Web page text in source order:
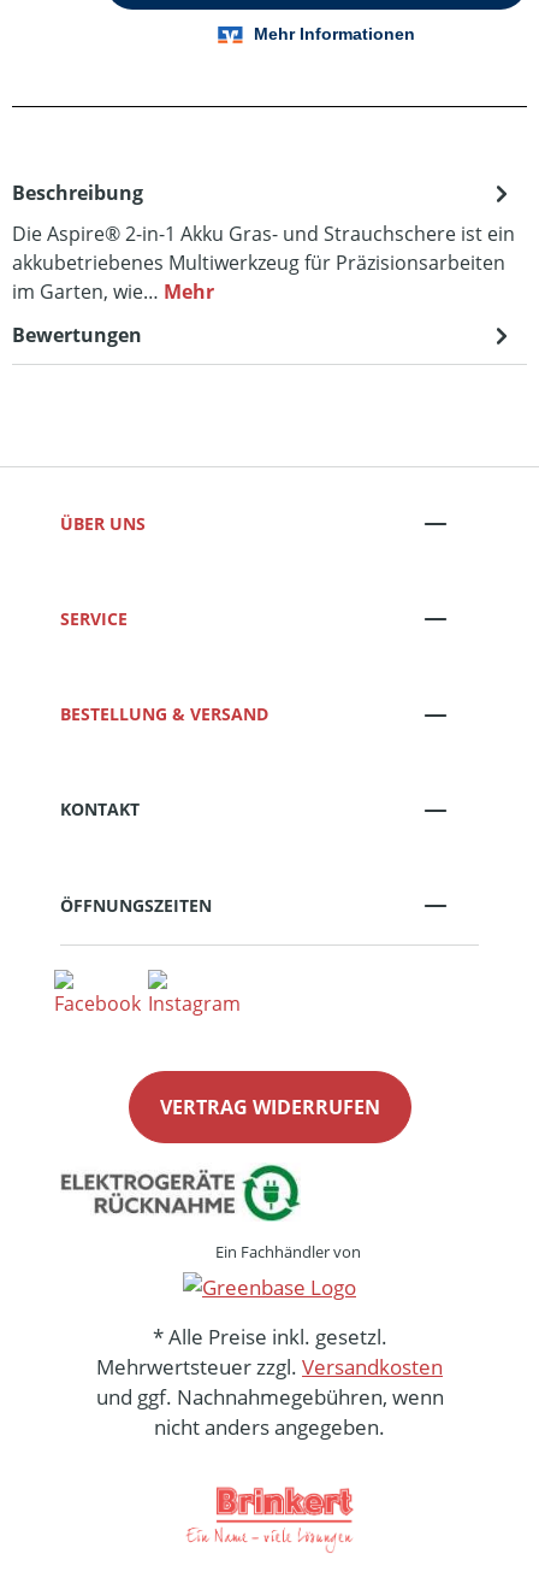
Beschreibung
Die Aspire® 2-in-1 Akku Gras- und Strauchschere ist ein
akkubetriebenes Multiwerkzeug für Präzisionsarbeiten
im Garten, wie… Mehr
Bewertungen
ÜBER UNS
SERVICE
BESTELLUNG & VERSAND
KONTAKT
ÖFFNUNGSZEITEN
VERTRAG WIDERRUFEN
Ein Fachhändler von
* Alle Preise inkl. gesetzl.
Mehrwertsteuer zzgl. Versandkosten
und ggf. Nachnahmegebühren, wenn
nicht anders angegeben.